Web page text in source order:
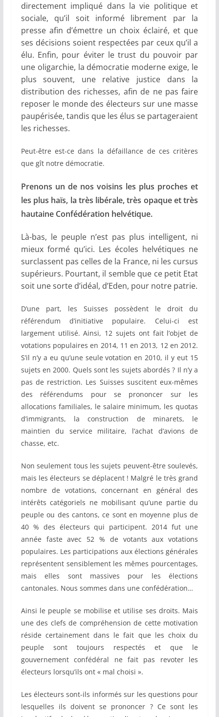
directement impliqué dans la vie politique et
sociale, qu’il soit informé librement par la
presse afin d’émettre un choix éclairé, et que
ses décisions soient respectées par ceux qu’il a
élu. Enfin, pour éviter le trust du pouvoir par
une oligarchie, la démocratie moderne exige, le
plus souvent, une relative justice dans la
distribution des richesses, afin de ne pas faire
reposer le monde des électeurs sur une masse
paupérisée, tandis que les élus se partageraient
les richesses.
Peut-être est-ce dans la défaillance de ces critères
que gît notre démocratie.
Prenons un de nos voisins les plus proches et
les plus haïs, la très libérale, très opaque et très
hautaine Confédération helvétique.
Là-bas, le peuple n’est pas plus intelligent, ni
mieux formé qu’ici. Les écoles helvétiques ne
surclassent pas celles de la France, ni les cursus
supérieurs. Pourtant, il semble que ce petit Etat
soit une sorte d’idéal, d’Eden, pour notre patrie.
D’une part, les Suisses possèdent le droit du
référendum d’initiative populaire. Celui-ci est
largement utilisé. Ainsi, 12 sujets ont fait l’objet de
votations populaires en 2014, 11 en 2013, 12 en 2012.
S’il n’y a eu qu’une seule votation en 2010, il y eut 15
sujets en 2000. Quels sont les sujets abordés ? Il n’y a
pas de restriction. Les Suisses suscitent eux-mêmes
des référendums pour se prononcer sur les
allocations familiales, le salaire minimum, les quotas
d’immigrants, la construction de minarets, le
maintien du service militaire, l’achat d’avions de
chasse, etc.
Non seulement tous les sujets peuvent-être soulevés,
mais les électeurs se déplacent ! Malgré le très grand
nombre de votations, concernant en général des
intérêts catégoriels ne mobilisant qu’une partie du
peuple ou des cantons, ce sont en moyenne plus de
40 % des électeurs qui participent. 2014 fut une
année faste avec 52 % de votants aux votations
populaires. Les participations aux élections générales
représentent sensiblement les mêmes pourcentages,
mais elles sont massives pour les élections
cantonales. Nous sommes dans une confédération…
Ainsi le peuple se mobilise et utilise ses droits. Mais
une des clefs de compréhension de cette motivation
réside certainement dans le fait que les choix du
peuple sont toujours respectés et que le
gouvernement confédéral ne fait pas revoter les
électeurs lorsqu’ils ont « mal choisi ».
Les électeurs sont-ils informés sur les questions pour
lesquelles ils doivent se prononcer ? Ce sont les